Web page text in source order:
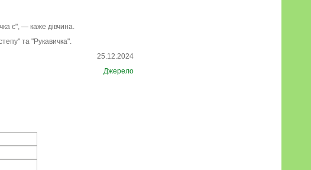
є", — каже дівчина.
та "Рукавичка".
25.12.2024
Джерело